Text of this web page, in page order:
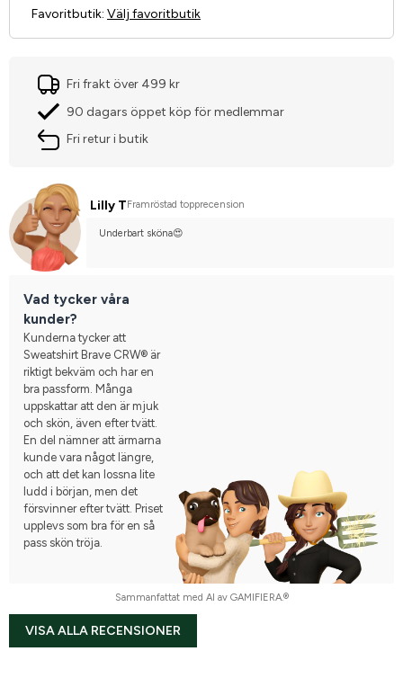
Favoritbutik: Välj favoritbutik
Fri frakt över 499 kr
90 dagars öppet köp för medlemmar
Fri retur i butik
Lilly T Framröstad topprecension
Underbart sköna😍
Vad tycker våra
kunder?
Kunderna tycker att
Sweatshirt Brave CRW® är
riktigt bekväm och har en
bra passform. Många
uppskattar att den är mjuk
och skön, även efter tvätt.
En del nämner att ärmarna
kunde vara något längre,
och att det kan lossna lite
ludd i början, men det
försvinner efter tvätt. Priset
upplevs som bra för en så
pass skön tröja.
Sammanfattat med AI av GAMIFIERA.®
VISA ALLA RECENSIONER